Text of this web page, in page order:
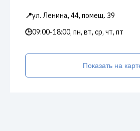
📍ул. Ленина, 44, помещ. 39
🕒09:00-18:00, пн, вт, ср, чт, пт
Показать на